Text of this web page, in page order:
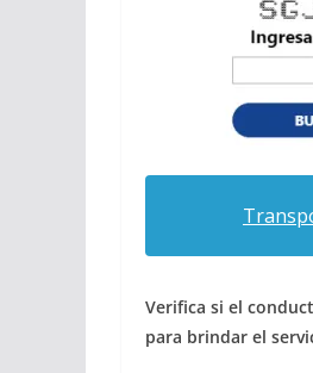
Verifica si el
para brindar el